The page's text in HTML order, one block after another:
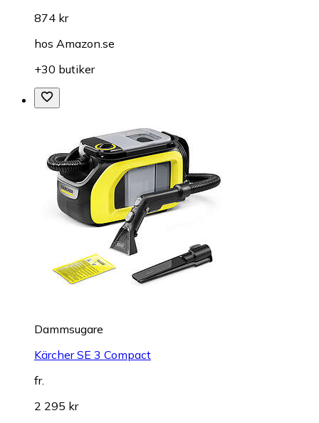
874 kr
hos Amazon.se
+30 butiker
Dammsugare
Kärcher SE 3 Compact
fr.
2 295 kr